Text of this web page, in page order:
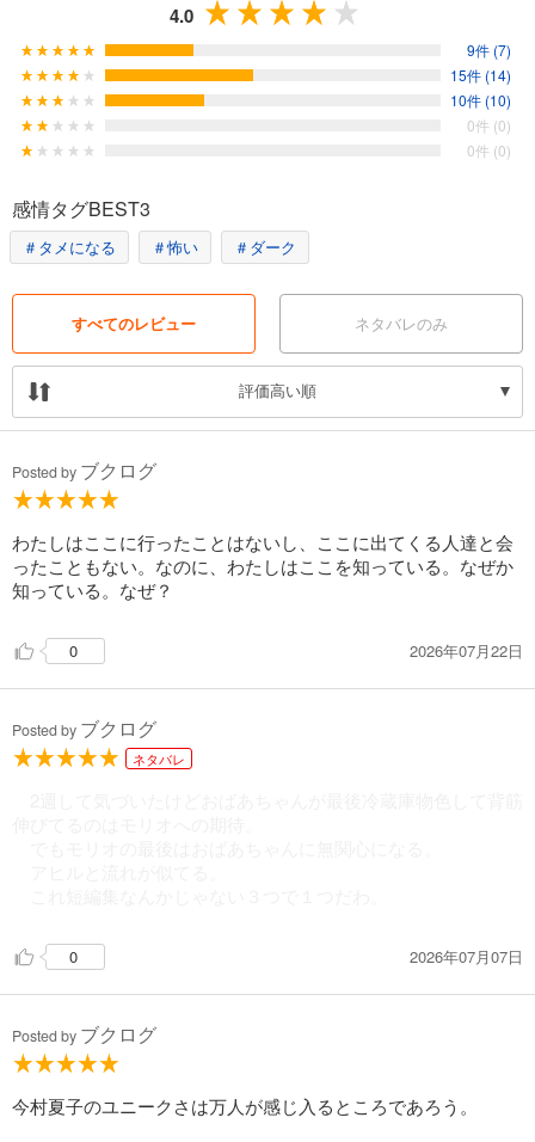
4.0
9件 (7)
15件 (14)
10件 (10)
0件 (0)
0件 (0)
感情タグBEST3
＃タメになる ＃怖い ＃ダーク
すべてのレビュー ネタバレのみ
評価高い順
Posted by ブクログ
わたしはここに行ったことはないし、ここに出てくる人達と会
ったこともない。なのに、わたしはここを知っている。なぜか
知っている。なぜ？
0 2026年07月22日
Posted by ブクログ
ネタバレ
0 2026年07月07日
Posted by ブクログ
今村夏子のユニークさは万人が感じ入るところであろう。